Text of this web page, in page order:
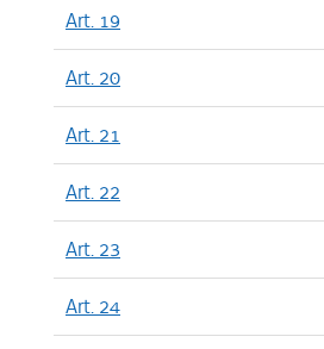
Art. 19
Art. 20
Art. 21
Art. 22
Art. 23
Art. 24